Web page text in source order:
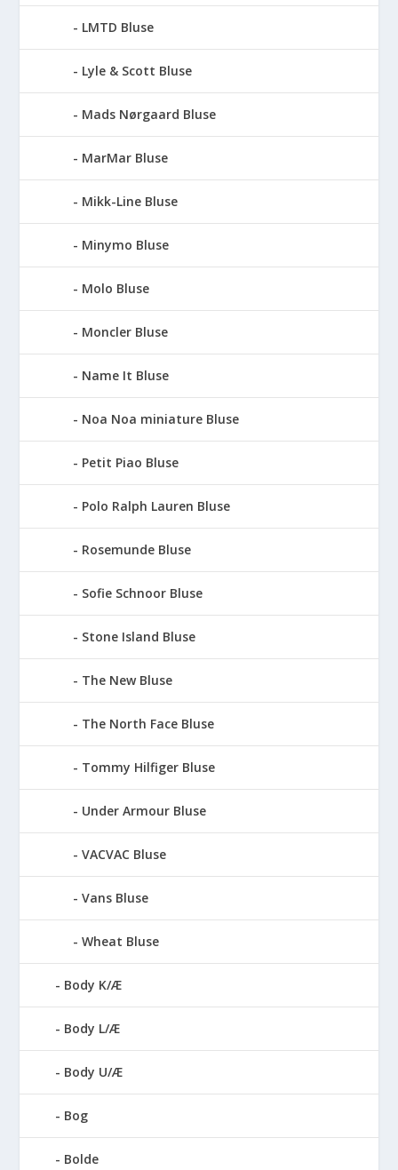
LMTD Bluse
Lyle & Scott Bluse
Mads Nørgaard Bluse
MarMar Bluse
Mikk-Line Bluse
Minymo Bluse
Molo Bluse
Moncler Bluse
Name It Bluse
Noa Noa miniature Bluse
Petit Piao Bluse
Polo Ralph Lauren Bluse
Rosemunde Bluse
Sofie Schnoor Bluse
Stone Island Bluse
The New Bluse
The North Face Bluse
Tommy Hilfiger Bluse
Under Armour Bluse
VACVAC Bluse
Vans Bluse
Wheat Bluse
Body K/Æ
Body L/Æ
Body U/Æ
Bog
Bolde